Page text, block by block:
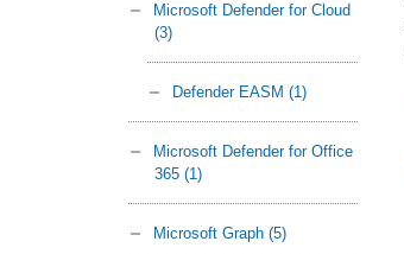
Microsoft Defender for Cloud
(3)
Defender EASM (1)
Microsoft Defender for Office
365 (1)
Microsoft Graph (5)